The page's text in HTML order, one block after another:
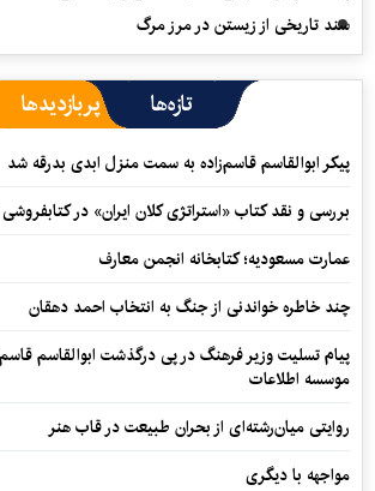
سند تاریخی از زیستن در مرز مرگ
تازه‌ها پربازدیدها
پیکر ابوالقاسم قاسم‌زاده به سمت منزل ابدی بدرقه شد
بررسی و نقد کتاب «استراتژی کلان ایران» در کتابفروشی
عمارت مسعودیه؛ کتابخانه انجمن معارف
چند خاطره خواندنی از جنگ به انتخاب احمد دهقان
پیام تسلیت وزیر فرهنگ در پی درگذشت ابوالقاسم
موسسه اطلاعات
روایتی میان‌رشته‌ای از بحران طبیعت در قاب هنر
مواجهه با دیگری